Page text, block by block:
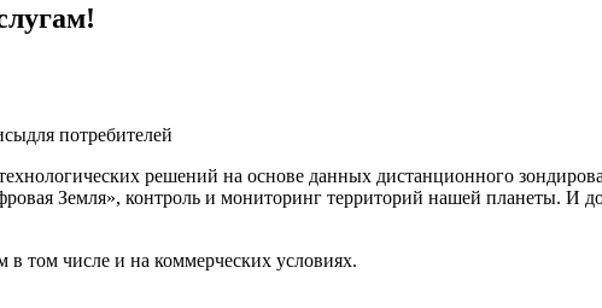
потребителей
решений на основе данных дистанционного
Земля», контроль и мониторинг территорий нашей планеты. И
в том числе и на коммерческих условиях.